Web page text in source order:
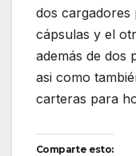
dos cargadores
cápsulas y el
además de dos
asi como
carteras para
Comparte esto: